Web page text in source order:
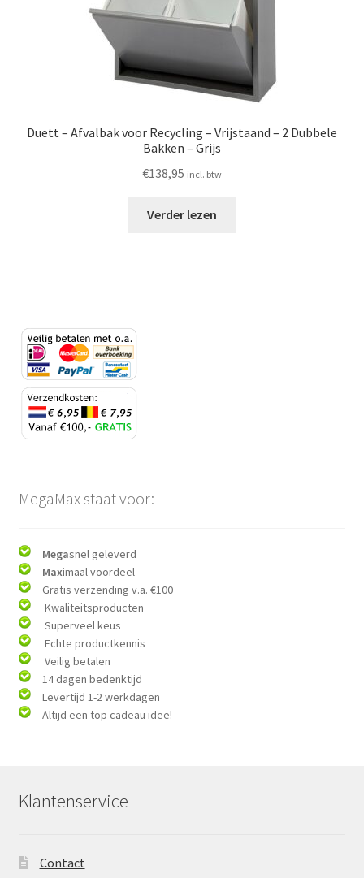
Duett – Afvalbak voor Recycling – Vrijstaand – 2 Dubbele
Bakken – Grijs
€138,95 incl. btw
Verder lezen
MegaMax staat voor:
Megasnel geleverd
Maximaal voordeel
Gratis verzending v.a. €100
Kwaliteitsproducten
Superveel keus
Echte productkennis
Veilig betalen
14 dagen bedenktijd
Levertijd 1-2 werkdagen
Altijd een top cadeau idee!
Klantenservice
Contact